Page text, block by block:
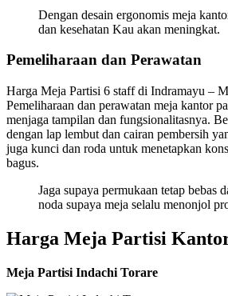
Dengan desain ergonomis meja
dan kesehatan Kau akan meningkat.
Pemeliharaan dan Perawatan
Harga Meja Partisi 6 staff di Indramayu –
Pemeliharaan dan perawatan meja kantor
menjaga tampilan dan fungsionalitasnya.
dengan lap lembut dan cairan pembersih
juga kunci dan roda untuk menetapkan
bagus.
Jaga supaya permukaan tetap bebas
noda supaya meja selalu menonjol
Harga Meja Partisi
Meja Partisi Indachi Torare